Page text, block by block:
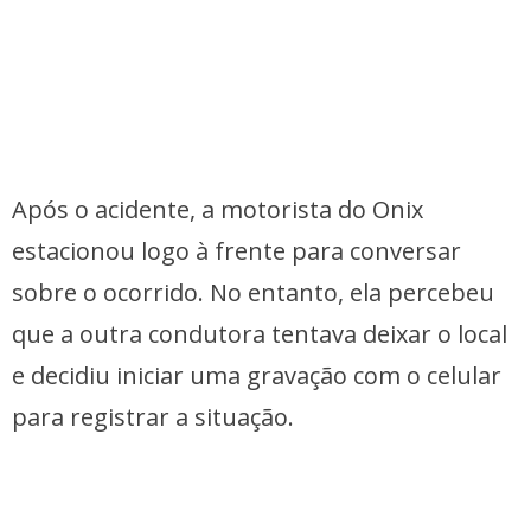
Após o acidente, a motorista do Onix
estacionou logo à frente para conversar
sobre o ocorrido. No entanto, ela percebeu
que a outra condutora tentava deixar o local
e decidiu iniciar uma gravação com o celular
para registrar a situação.